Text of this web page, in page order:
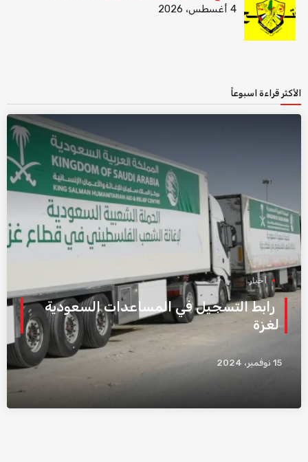
4 أغسطس، 2026
الأكثر قراءة اسبوعاً
أخبار
رابط التسجيل في المساعدات السعودية
لغزة
15 نوفمبر، 2024